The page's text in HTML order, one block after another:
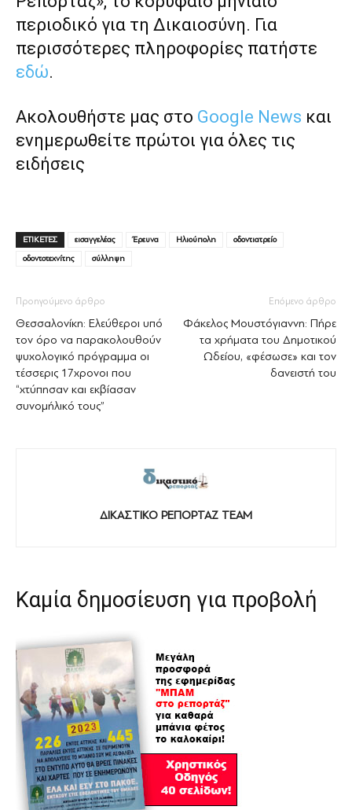
περιοδικό για τη Δικαιοσύνη. Για
περισσότερες πληροφορίες πατήστε
εδώ.
Ακολουθήστε μας στο Google News και
ενημερωθείτε πρώτοι για όλες τις
ειδήσεις
ΕΤΙΚΕΤΕΣ εισαγγελέας Έρευνα Ηλιούπολη
οδοντιατρείο
οδοντοτεχνίτης
σύλληψη
Προηγούμενο άρθρο
Θεσσαλονίκη: Ελεύθεροι υπό
τον όρο να παρακολουθούν
ψυχολογικό πρόγραμμα οι
τέσσερις 17χρονοι που
“χτύπησαν και εκβίασαν
συνομήλικό τους”
Επόμενο άρθρο
Φάκελος Μουστόγιαννη: Πήρε
τα χρήματα του Δηµοτικού
Ωδείου, «φέσωσε» και τον
δανειστή του
ΔΙΚΑΣΤΙΚΟ ΡΕΠΟΡΤΑΖ TEAM
Καμία δημοσίευση για προβολή